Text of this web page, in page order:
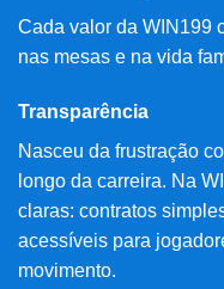
Cada valor da WIN199
nas mesas e na vida
Transparência
Nasceu da frustração
longo da carreira. Na
claras: contratos
acessíveis para
movimento.